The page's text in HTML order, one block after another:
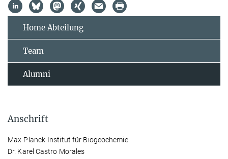
Home Abteilung
Team
Alumni
Anschrift
Max-Planck-Institut für Biogeochemie
Dr. Karel Castro Morales